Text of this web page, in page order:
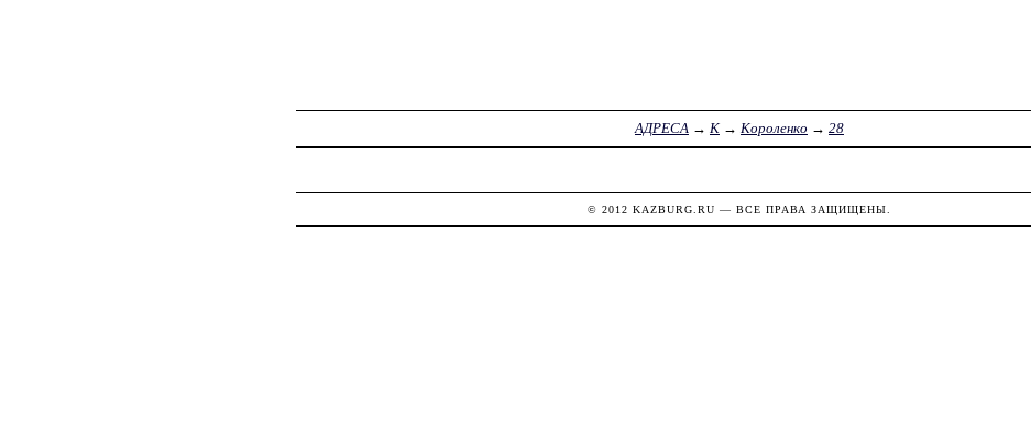
АДРЕСА→ К→ Короленко → 28
© 2012 KAZBURG.RU — ВСЕ ПРАВА ЗАЩИЩЕНЫ.